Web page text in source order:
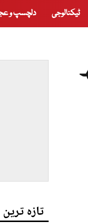
ٹیکنالوجی دلچسپ و
لاکھ
تازہ